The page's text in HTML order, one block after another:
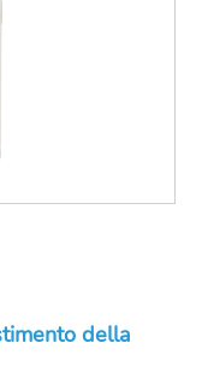
della